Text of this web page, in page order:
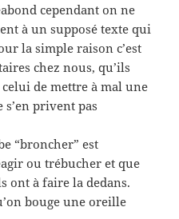
cependant on ne
à un supposé texte qui
la simple raison c’est
chez nous, qu’ils
de mettre à mal une
privent pas
“broncher” est
ou trébucher et que
ont à faire la dedans.
bouge une oreille